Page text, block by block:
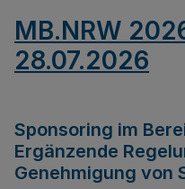
MB.NRW
28.07.2026
Sponsoring im
Ergänzende
Genehmigung von